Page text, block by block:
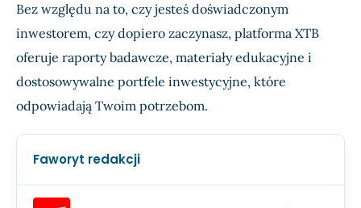
Bez względu na to, czy jesteś doświadczonym
inwestorem, czy dopiero zaczynasz, platforma XTB
oferuje raporty badawcze, materiały edukacyjne i
dostosowywalne portfele inwestycyjne, które
odpowiadają Twoim potrzebom.
Faworyt redakcji